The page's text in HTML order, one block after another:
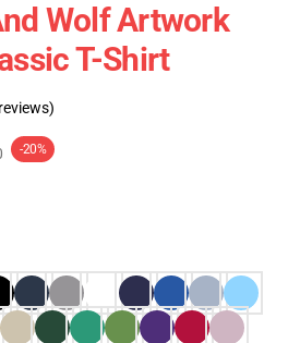
Wolf Artwork
T-Shirt
-20%